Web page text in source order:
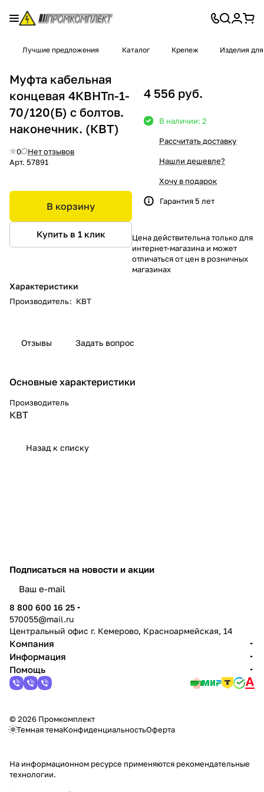
Лучшие предложения Каталог Крепеж Изделия
Муфта кабельная
концевая 4КВНТп-1-
70/120(Б) с болтов.
наконечник. (КВТ)
0
Нет отзывов
Арт. 57891
В корзину
Купить в 1 клик
Характеристики
Производитель: КВТ
4 556 руб.
В наличии: 2
Рассчитать доставку
Нашли дешевле?
Хочу в подарок
Гарантия 5 лет
Цена действительна только для
интернет-магазина и может
отличаться от цен в розничных
магазинах
Отзывы Задать вопрос
Основные характеристики
Производитель
КВТ
Назад к списку
Подписаться на новости и акции
8 800 600 16 25
570055@mail.ru
Центральный офис г. Кемерово, Красноармейская, 14
Компания
Информация
Помощь
© 2026 Промкомплект
Темная темаКонфиденциальностьОферта
На информационном ресурсе применяются рекомендательные
технологии.